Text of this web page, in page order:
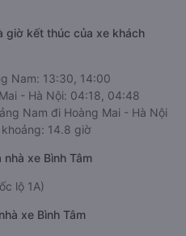
giờ kết thúc của xe khách
Nam: 13:30, 14:00
- Hà Nội: 04:18, 04:48
Nam đi Hoàng Mai - Hà Nội
khoảng: 14.8 giờ
xe Bình Tâm
lộ 1A)
xe Bình Tâm